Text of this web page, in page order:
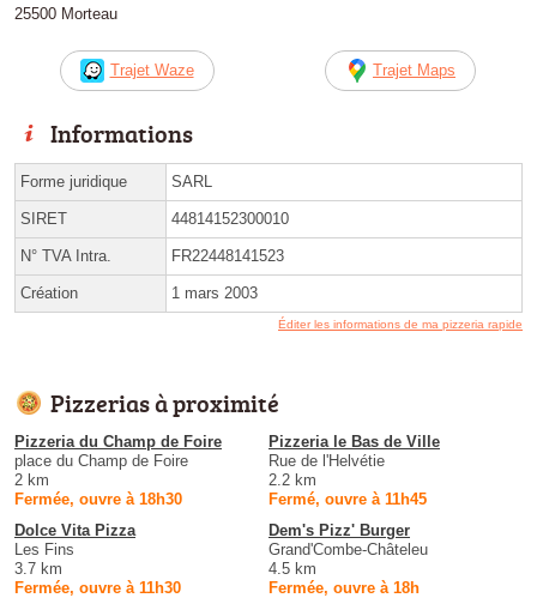
25500 Morteau
Trajet Waze Trajet Maps
Informations
Forme juridique SARL
SIRET 44814152300010
N° TVA Intra. FR22448141523
Création 1 mars 2003
Éditer les informations de ma pizzeria rapide
Pizzerias à proximité
Pizzeria du Champ de Foire
place du Champ de Foire
2 km
Fermée, ouvre à 18h30
Pizzeria le Bas de Ville
Rue de l'Helvétie
2.2 km
Fermé, ouvre à 11h45
Dolce Vita Pizza
Les Fins
3.7 km
Fermée, ouvre à 11h30
Dem's Pizz' Burger
Grand'Combe-Châteleu
4.5 km
Fermée, ouvre à 18h